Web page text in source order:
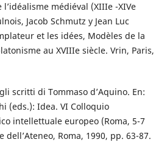
médiéval (XIIIe -XIVe
Jacob Schmutz y Jean Luc
et les idées, Modèles de la
au XVIIIe siècle. Vrin, Paris,
scritti di Tommaso d’Aquino. En:
(eds.): Idea. VI Colloquio
intellettuale europeo (Roma, 5-7
dell’Ateneo, Roma, 1990, pp. 63-87.